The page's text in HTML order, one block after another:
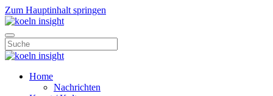
Zum Hauptinhalt springen
Home
Nachrichten